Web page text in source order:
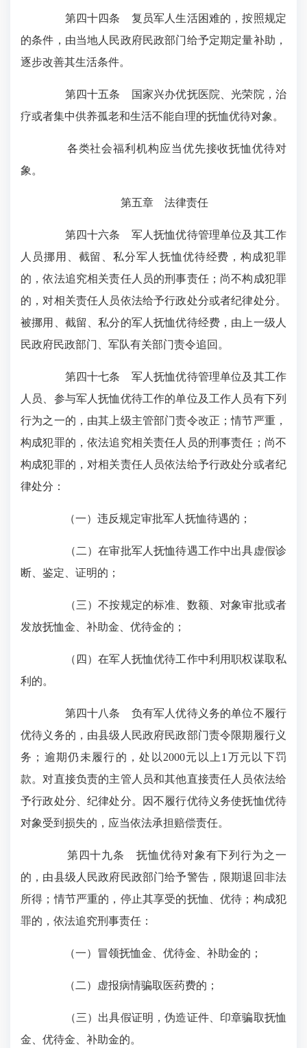
第四十四条 复员军人生活困难的，按照规定
的条件，由当地人民政府民政部门给予定期定量补助，
逐步改善其生活条件。
第四十五条 国家兴办优抚医院、光荣院，治
疗或者集中供养孤老和生活不能自理的抚恤优待对象。
各类社会福利机构应当优先接收抚恤优待对
象。
第五章 法律责任
第四十六条 军人抚恤优待管理单位及其工作
人员挪用、截留、私分军人抚恤优待经费，构成犯罪
的，依法追究相关责任人员的刑事责任；尚不构成犯罪
的，对相关责任人员依法给予行政处分或者纪律处分。
被挪用、截留、私分的军人抚恤优待经费，由上一级人
民政府民政部门、军队有关部门责令追回。
第四十七条 军人抚恤优待管理单位及其工作
人员、参与军人抚恤优待工作的单位及工作人员有下列
行为之一的，由其上级主管部门责令改正；情节严重，
构成犯罪的，依法追究相关责任人员的刑事责任；尚不
构成犯罪的，对相关责任人员依法给予行政处分或者纪
律处分：
（一）违反规定审批军人抚恤待遇的；
（二）在审批军人抚恤待遇工作中出具虚假诊
断、鉴定、证明的；
（三）不按规定的标准、数额、对象审批或者
发放抚恤金、补助金、优待金的；
（四）在军人抚恤优待工作中利用职权谋取私
利的。
第四十八条 负有军人优待义务的单位不履行
优待义务的，由县级人民政府民政部门责令限期履行义
务；逾期仍未履行的，处以2000元以上1万元以下罚
款。对直接负责的主管人员和其他直接责任人员依法给
予行政处分、纪律处分。因不履行优待义务使抚恤优待
对象受到损失的，应当依法承担赔偿责任。
第四十九条 抚恤优待对象有下列行为之一
的，由县级人民政府民政部门给予警告，限期退回非法
所得；情节严重的，停止其享受的抚恤、优待；构成犯
罪的，依法追究刑事责任：
（一）冒领抚恤金、优待金、补助金的；
（二）虚报病情骗取医药费的；
（三）出具假证明，伪造证件、印章骗取抚恤
金、优待金、补助金的。